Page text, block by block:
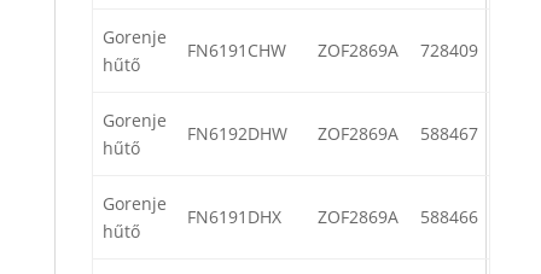
Gorenje
hűtő
FN6191CHW ZOF2869A 728409
Gorenje
hűtő
FN6192DHW ZOF2869A 588467
Gorenje
hűtő
FN6191DHX ZOF2869A 588466